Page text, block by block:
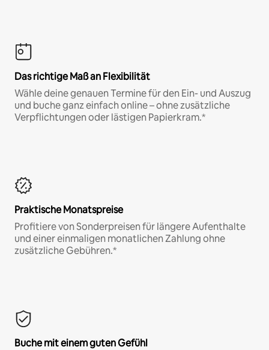
Das richtige Maß an Flexibilität
Wähle deine genauen Termine für den Ein- und Auszug
und buche ganz einfach online – ohne zusätzliche
Verpflichtungen oder lästigen Papierkram.*
Praktische Monatspreise
Profitiere von Sonderpreisen für längere Aufenthalte
und einer einmaligen monatlichen Zahlung ohne
zusätzliche Gebühren.*
Buche mit einem guten Gefühl